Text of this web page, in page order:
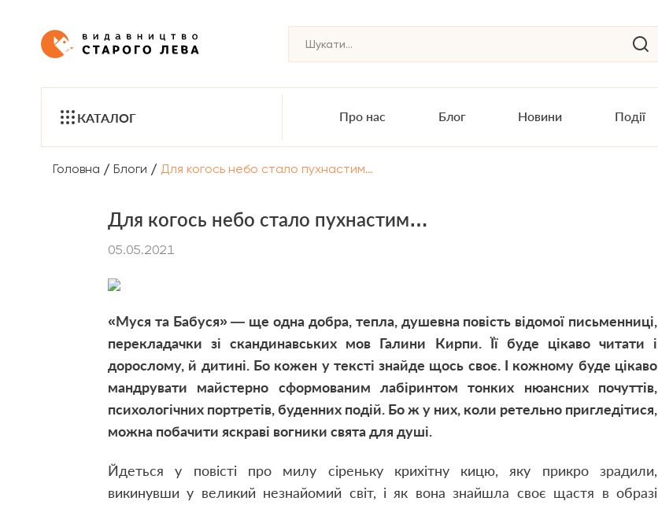
КАТАЛОГ Про нас Блог Новини Події
Головна / Блоги / Для когось небо стало пухнастим…
Для когось небо стало пухнастим…
05.05.2021
«Муся та Бабуся» — ще одна добра, тепла, душевна повість відомої письменниці,
перекладачки зі скандинавських мов Галини Кирпи. Її буде цікаво читати і
дорослому, й дитині. Бо кожен у тексті знайде щось своє. І кожному буде цікаво
мандрувати майстерно сформованим лабіринтом тонких нюансних почуттів,
психологічних портретів, буденних подій. Бо ж у них, коли ретельно пригледітися,
можна побачити яскраві вогники свята для душі.
Йдеться у повісті про милу сіреньку крихітну кицю, яку прикро зрадили,
викинувши у великий незнайомий світ, і як вона знайшла своє щастя в образі